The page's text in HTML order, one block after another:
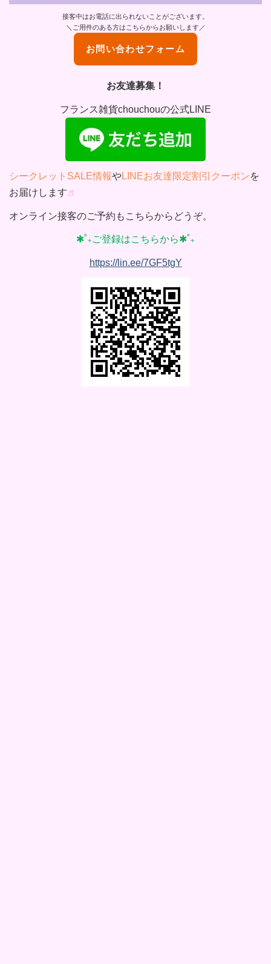
接客中はお電話に出られないことがございます。
＼ご用件のある方はこちらからお願いします／
お問い合わせフォーム
お友達募集！
フランス雑貨chouchouの公式LINE
シークレットSALE情報やLINEお友達限定割引クーポンを
お届けします♬
オンライン接客のご予約もこちらからどうぞ。
✱˚₊ご登録はこちらから✱˚₊
https://lin.ee/7GF5tgY